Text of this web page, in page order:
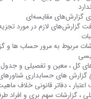
گزارش‌های مقایسه‌ای
گزارش‌های لازم در مورد
مربوط به مرور حساب ها و
کل ، معین و تفصیلی و
گزارش های حسابداری
، دفاتر قانونی خلاف
، گزارشات سهم بری و